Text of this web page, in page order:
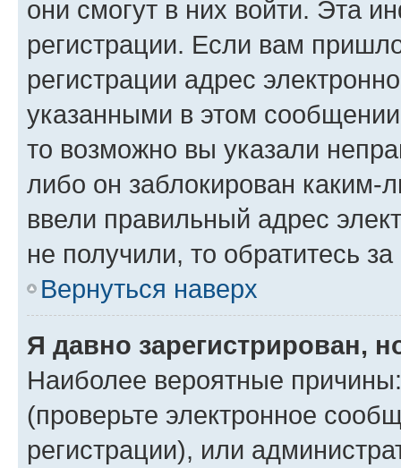
они смогут в них войти. Эта
регистрации. Если вам
регистрации адрес
указанными в этом
то возможно вы указали
либо он заблокирован
ввели правильный адрес
не получили, то обратитесь
Вернуться наверх
Я давно зарегистрирован,
Наиболее вероятные
(проверьте электронное
регистрации), или